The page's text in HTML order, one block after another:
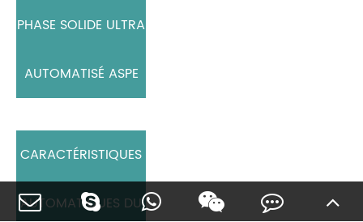
PHASE SOLIDE ULTRA
AUTOMATISÉ ASPE
CARACTÉRISTIQUES
AUTOMATIQUES DU